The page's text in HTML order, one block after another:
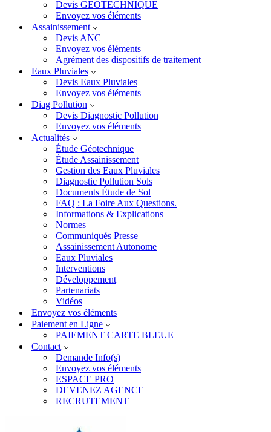
Devis GEOTECHNIQUE
Envoyez vos éléments
Assainissement
Devis ANC
Envoyez vos éléments
Agrément des dispositifs de traitement
Eaux Pluviales
Devis Eaux Pluviales
Envoyez vos éléments
Diag Pollution
Devis Diagnostic Pollution
Envoyez vos éléments
Actualités
Étude Géotechnique
Étude Assainissement
Gestion des Eaux Pluviales
Diagnostic Pollution Sols
Documents Étude de Sol
FAQ : La Foire Aux Questions.
Informations & Explications
Normes
Communiqués Presse
Assainissement Autonome
Eaux Pluviales
Interventions
Développement
Partenariats
Vidéos
Envoyez vos éléments
Paiement en Ligne
PAIEMENT CARTE BLEUE
Contact
Demande Info(s)
Envoyez vos éléments
ESPACE PRO
DEVENEZ AGENCE
RECRUTEMENT